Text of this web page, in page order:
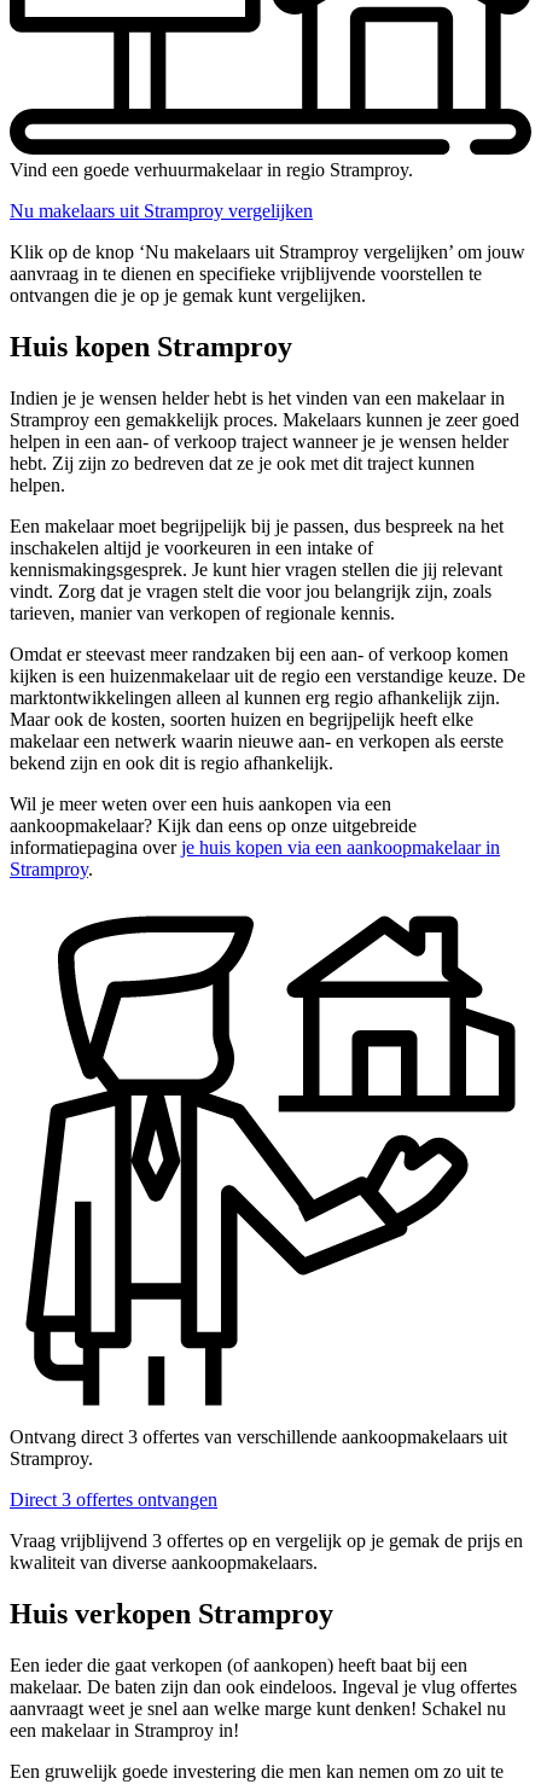
Vind een goede verhuurmakelaar in regio Stramproy.
Nu makelaars uit Stramproy vergelijken
Klik op de knop ‘Nu makelaars uit Stramproy vergelijken’ om jouw
aanvraag in te dienen en specifieke vrijblijvende voorstellen te
ontvangen die je op je gemak kunt vergelijken.
Huis kopen Stramproy
Indien je je wensen helder hebt is het vinden van een makelaar in
Stramproy een gemakkelijk proces. Makelaars kunnen je zeer goed
helpen in een aan- of verkoop traject wanneer je je wensen helder
hebt. Zij zijn zo bedreven dat ze je ook met dit traject kunnen
helpen.
Een makelaar moet begrijpelijk bij je passen, dus bespreek na het
inschakelen altijd je voorkeuren in een intake of
kennismakingsgesprek. Je kunt hier vragen stellen die jij relevant
vindt. Zorg dat je vragen stelt die voor jou belangrijk zijn, zoals
tarieven, manier van verkopen of regionale kennis.
Omdat er steevast meer randzaken bij een aan- of verkoop komen
kijken is een huizenmakelaar uit de regio een verstandige keuze. De
marktontwikkelingen alleen al kunnen erg regio afhankelijk zijn.
Maar ook de kosten, soorten huizen en begrijpelijk heeft elke
makelaar een netwerk waarin nieuwe aan- en verkopen als eerste
bekend zijn en ook dit is regio afhankelijk.
Wil je meer weten over een huis aankopen via een
aankoopmakelaar? Kijk dan eens op onze uitgebreide
informatiepagina overje huis kopen via een aankoopmakelaar in
Stramproy.
Ontvang direct 3 offertes van verschillende aankoopmakelaars uit
Stramproy.
Direct 3 offertes ontvangen
Vraag vrijblijvend 3 offertes op en vergelijk op je gemak de prijs en
kwaliteit van diverse aankoopmakelaars.
Huis verkopen Stramproy
Een ieder die gaat verkopen (of aankopen) heeft baat bij een
makelaar. De baten zijn dan ook eindeloos. Ingeval je vlug offertes
aanvraagt weet je snel aan welke marge kunt denken! Schakel nu
een makelaar in Stramproy in!
Een gruwelijk goede investering die men kan nemen om zo uit te